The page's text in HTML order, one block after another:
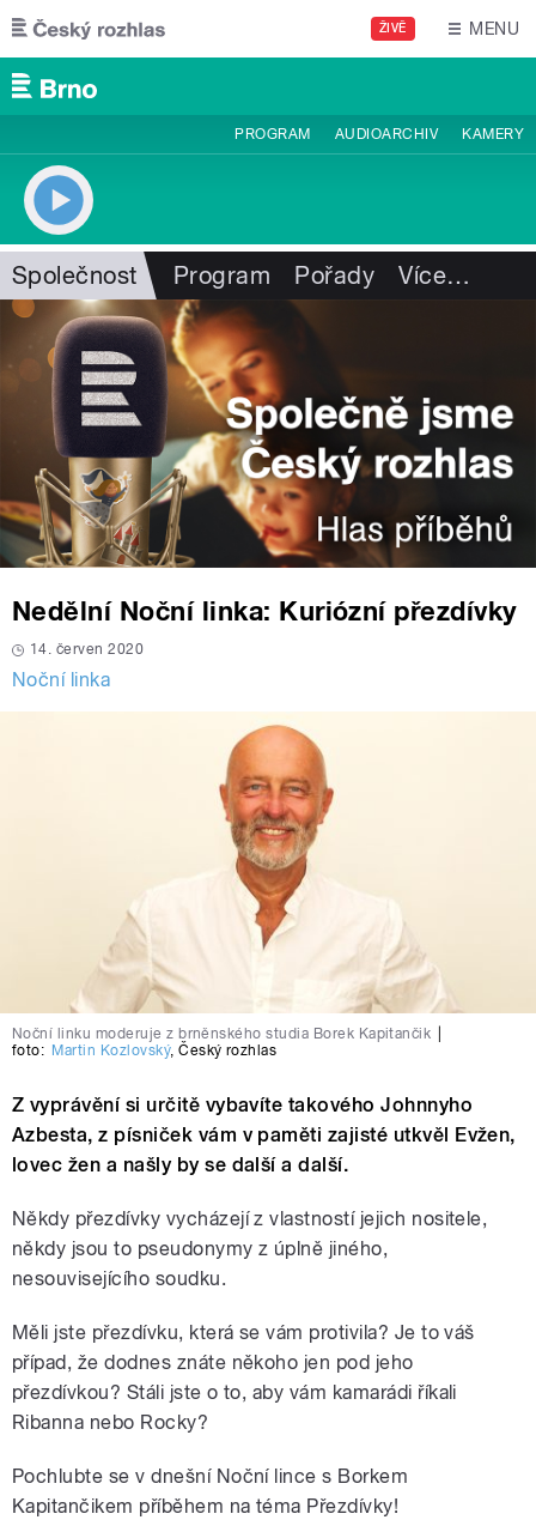
Přejít k hlavnímu obsahu
ŽIVĚ MENU
PROGRAM AUDIOARCHIV KAMERY
Společnost Program Pořady Více…
Nedělní Noční linka: Kuriózní přezdívky
14. červen 2020
Noční linka
Noční linku moderuje z brněnského studia Borek Kapitančik
foto: Martin Kozlovský,Český rozhlas
Z vyprávění si určitě vybavíte takového Johnnyho
Azbesta, z písniček vám v paměti zajisté utkvěl Evžen,
lovec žen a našly by se další a další.
Někdy přezdívky vycházejí z vlastností jejich nositele,
někdy jsou to pseudonymy z úplně jiného,
nesouvisejícího soudku.
Měli jste přezdívku, která se vám protivila? Je to váš
případ, že dodnes znáte někoho jen pod jeho
přezdívkou? Stáli jste o to, aby vám kamarádi říkali
Ribanna nebo Rocky?
Pochlubte se v dnešní Noční lince s Borkem
Kapitančikem příběhem na téma Přezdívky!